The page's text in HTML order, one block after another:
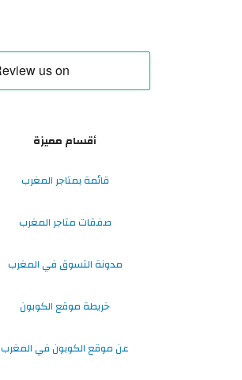
أقسام مميزة
قائمة بمتاجر المغرب
صفقات متاجر المغرب
مدونة التسوق في المغرب
خريطة موقع الكوبون
عن موقع الكوبون في المغرب